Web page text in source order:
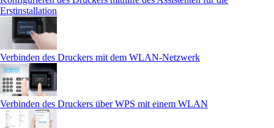
Erstinstallation
Verbinden des Druckers mit dem WLAN-Netzwerk
Verbinden des Druckers über WPS mit einem WLAN